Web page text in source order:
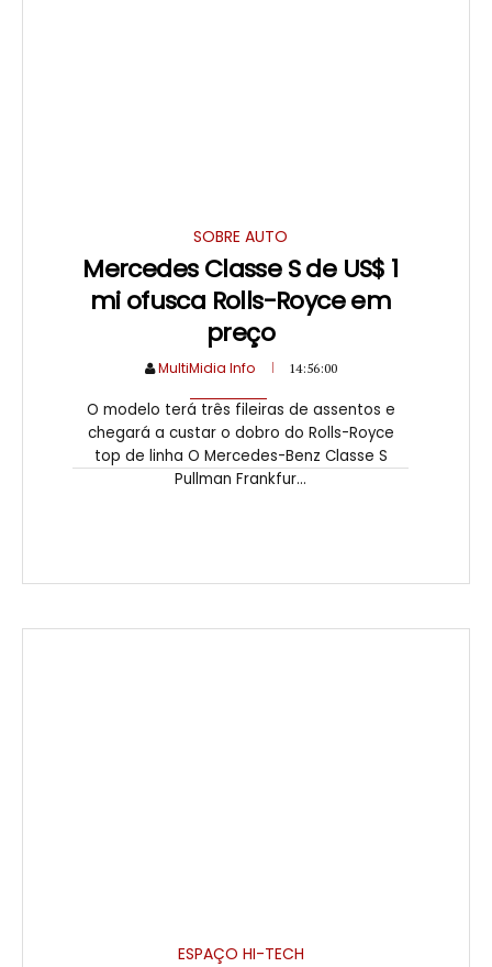
SOBRE AUTO
Mercedes Classe S de US$ 1
mi ofusca Rolls-Royce em
preço
MultiMidia Info 14:56:00
O modelo terá três fileiras de assentos e
chegará a custar o dobro do Rolls-Royce
top de linha O Mercedes-Benz Classe S
Pullman Frankfur...
ESPAÇO HI-TECH